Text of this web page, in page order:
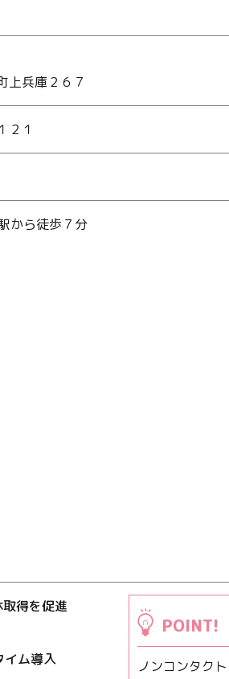
上兵庫２６７
２１
から徒歩７分
取得を促進
イム導入
POINT!
ノンコンタク